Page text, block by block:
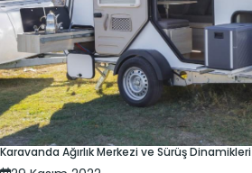
Karavanda Ağırlık Merkezi ve Sürüş Dinamikleri